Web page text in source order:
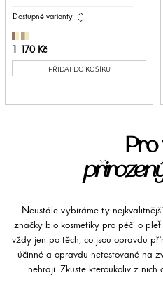
Dostupné varianty expand_all
1 170 Kč
PŘIDAT DO KOŠÍKU
Pro
Neustále vybíráme ty
značky bio kosmetiky pro péči o
vždy jen po těch, co jsou opravdu
účinné a opravdu netestované na
nehrají. Zkuste kteroukoliv z nich